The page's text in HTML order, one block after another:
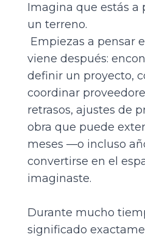
Imagina que estás a
un terreno.
Empiezas a pensar
viene después:
definir un proyecto,
coordinar
retrasos, ajustes de
obra que puede
meses —o incluso
convertirse en el
imaginaste.
Durante mucho
significado